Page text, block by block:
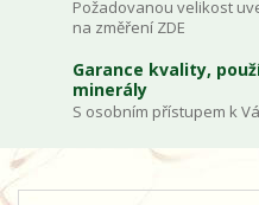
Požadovanou velikost
na změření ZDE
Garance kvality,
minerály
S osobním přístupem k